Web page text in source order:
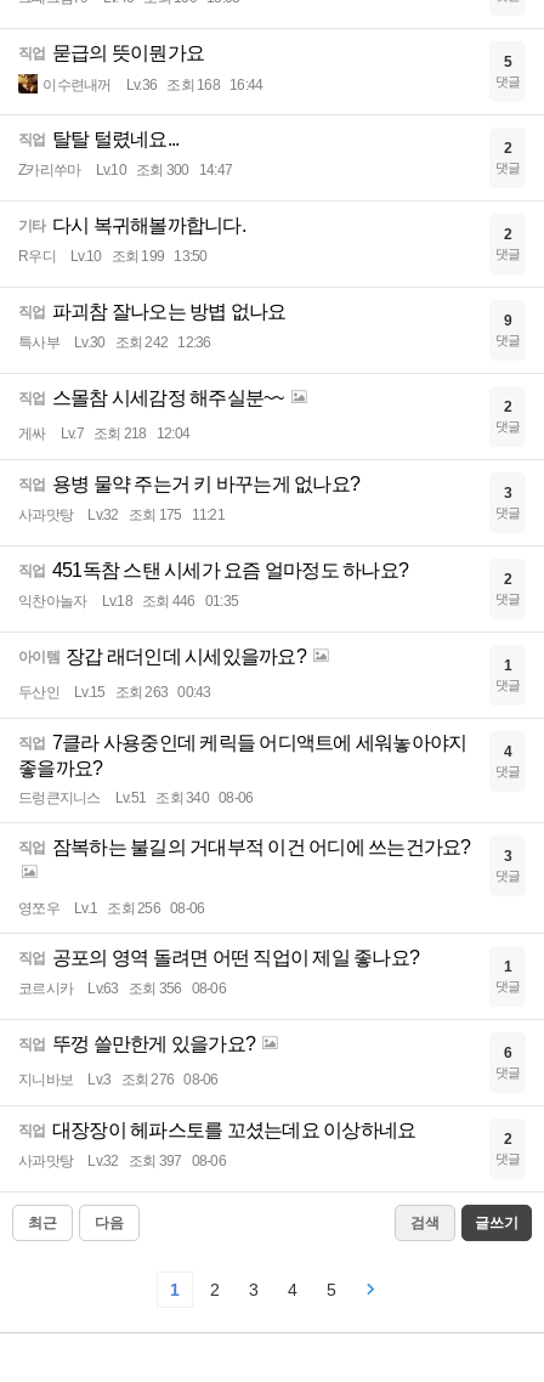
직업 묻급의 뜻이뭔가요
이수련내꺼 Lv.36 조회 168 16:44
5
댓글
직업 탈탈 털렸네요...
Z카리쑤마 Lv.10 조회 300 14:47
2
댓글
기타 다시 복귀해볼까합니다.
R우디 Lv.10 조회 199 13:50
2
댓글
직업 파괴참 잘나오는 방볍 없나요
특사부 Lv.30 조회 242 12:36
9
댓글
직업 스몰참 시세감정 해주실분~~
게싸 Lv.7 조회 218 12:04
2
댓글
직업 용병 물약 주는거 키 바꾸는게 없나요?
사과맛탕 Lv.32 조회 175 11:21
3
댓글
직업 451독참 스탠 시세가 요즘 얼마정도 하나요?
익찬아놀자 Lv.18 조회 446 01:35
2
댓글
아이템 장갑 래더인데 시세있을까요?
두산인 Lv.15 조회 263 00:43
1
댓글
직업 7클라 사용중인데 케릭들 어디액트에 세워놓아야지
좋을까요?
드렁큰지니스 Lv.51 조회 340 08-06
4
댓글
직업 잠복하는 불길의 거대부적 이건 어디에 쓰는건가요?
영쪼우 Lv.1 조회 256 08-06
3
댓글
직업 공포의 영역 돌려면 어떤 직업이 제일 좋나요?
코르시카 Lv.63 조회 356 08-06
1
댓글
직업 뚜껑 쓸만한게 있을가요?
지니바보 Lv.3 조회 276 08-06
6
댓글
직업 대장장이 헤파스토를 꼬셨는데요 이상하네요
사과맛탕 Lv.32 조회 397 08-06
2
댓글
최근 다음 검색 글쓰기
1 2 3 4 5